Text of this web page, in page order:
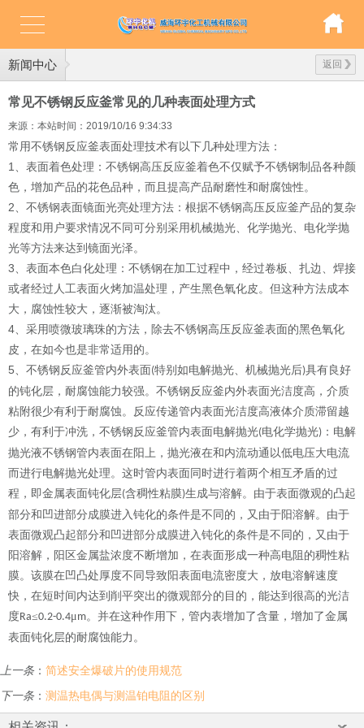
新闻中心 返回
常见不锈钢反应釜常见的几种表面处理方式
来源：本站时间：2019/10/16 9:34:33
常用不锈钢反应釜表面处理技术有以下几种处理方法：
1 、表面着色处理：不锈钢高压反应釜着色不仅赋予不锈钢制品各种颜
色，增加产品的花色品种，而且提高产品耐磨性和耐腐蚀性。
2、不锈钢表面镜面光亮处理方法：根据不锈钢高压反应釜产品的复杂
程度和用户要求情况不同可分别采用机械抛光、化学抛光、电化学抛
光等方法来达到镜面光泽。
3、表面本色白化处理：不锈钢在加工过程中，经过卷板、扎边、焊接
或者经过人工表面火烤加温处理，产生黑色氧化皮。但这种方法成本
大，腐蚀性较大，逐渐被淘汰。
4、采用喷微玻璃珠的方法，除去不锈钢高压反应釜表面的黑色氧化
皮，在如今也是非常适用的。
5、不锈钢反应釜管内外表面(特别如电解抛光、机械抛光后)具有良好
的钝化层，耐腐蚀能力较强。不锈钢反应釜内外表面光洁度高，介质
粘附很少有利于耐腐蚀。反应传递管内表面光洁度高液体介质滞留越
少，有利于冲洗，不锈钢反应釜管内表面电解抛光(电化学抛光) ：电解
抛光液不锈钢管内表面在阳上，抛光液在和内流动通以低电压大电流
而进行电解抛光处理。这时管内表面同时进行着两个相互矛盾的过
程，即金属表面钝化层(含稠性粘膜)生成与溶解。由于表面微观的凸起
部分和凹进部分成膜进入钝化的条件是不同的，又由于阳溶解。由于
表面微观凸起部分和凹进部分成膜进入钝化的条件是不同的，又由于
阳溶解，阳区金属盐浓度不断增加，在表面形成一种高电阻的稠性粘
膜。该膜在凹凸处厚度不同导致阳表面电流密度大，放电溶解速度
快，在短时间内达到削平突出的微观部分的目的，能达到很高的光洁
度Ra≤0.2-0.4μm。并在这种作用下，管内表增加了含量，增加了金属
表面钝化层的耐腐蚀能力。
上一条： 简述安全爆破片的使用规范
下一条： 测温热电偶与测温铂电阻的区别